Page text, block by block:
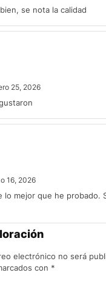
se nota la calidad
25, 2026
16, 2026
lo mejor que he probado.
electrónico no será
con *